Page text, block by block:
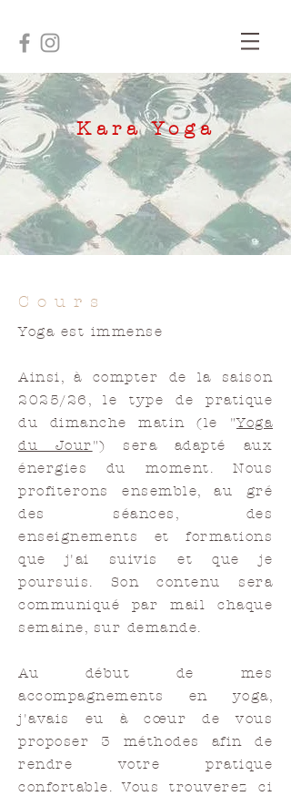
Kara Yoga
Cours
Yoga est immense
Ainsi, à compter de la saison
2025/26, le type de pratique
du dimanche matin (le "Yoga
du Jour") sera adapté aux
énergies du moment. Nous
profiterons ensemble, au gré
des séances, des
enseignements et formations
que j'ai suivis et que je
poursuis. Son contenu sera
communiqué par mail chaque
semaine, sur demande.
Au début de mes
accompagnements en yoga,
j'avais eu à cœur de vous
proposer 3 méthodes afin de
rendre votre pratique
confortable. Vous trouverez ci